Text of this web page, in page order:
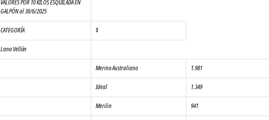
VALORES POR 10 KILOS ESQUILADA EN
GALPÓN al 30/6/2025
CATEGORÍA $
Lana Vellón
Merino Australiano 1.981
Ideal 1.349
Merilin 941